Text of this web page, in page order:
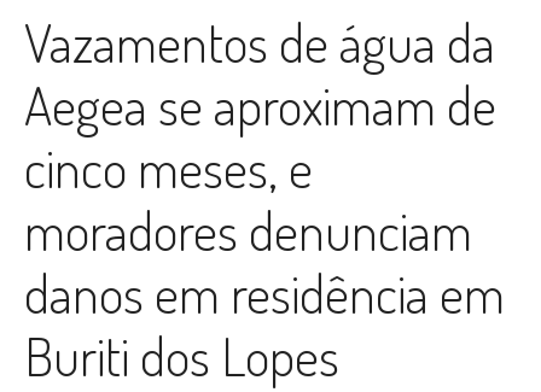
Vazamentos de água da
Aegea se aproximam de
cinco meses, e
moradores denunciam
danos em residência em
Buriti dos Lopes